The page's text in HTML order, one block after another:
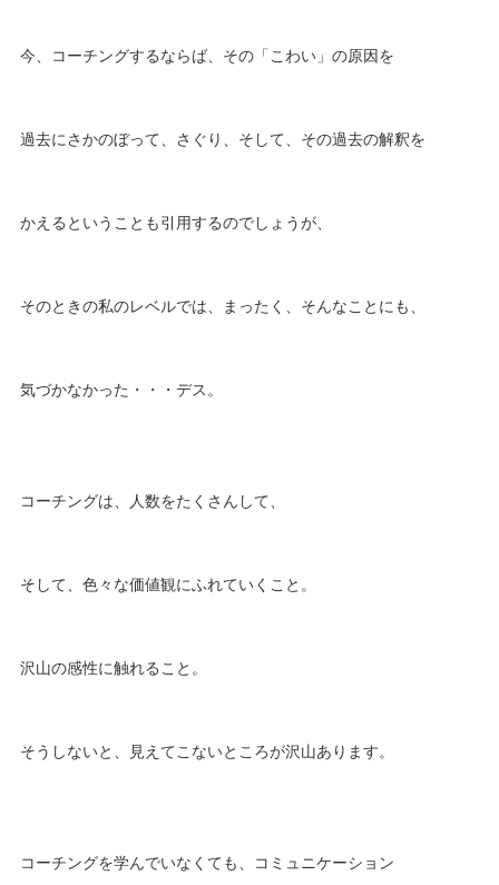
今、コーチングするならば、その「こわい」の原因を
過去にさかのぼって、さぐり、そして、その過去の解釈を
かえるということも引用するのでしょうが、
そのときの私のレベルでは、まったく、そんなことにも、
気づかなかった・・・デス。
コーチングは、人数をたくさんして、
そして、色々な価値観にふれていくこと。
沢山の感性に触れること。
そうしないと、見えてこないところが沢山あります。
コーチングを学んでいなくても、コミュニケーション